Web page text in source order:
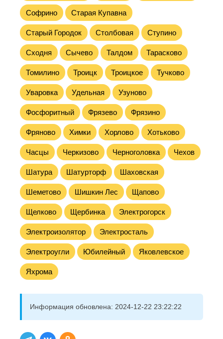
Софрино Старая Купавна
Старый Городок Столбовая Ступино
Сходня Сычево Талдом Тарасково
Томилино Троицк Троицкое Тучково
Уваровка Удельная Узуново
Фосфоритный Фрязево Фрязино
Фряново Химки Хорлово Хотьково
Часцы Черкизово Черноголовка Чехов
Шатура Шатурторф Шаховская
Шеметово Шишкин Лес Щапово
Щелково Щербинка Электрогорск
Электроизолятор Электросталь
Электроугли Юбилейный Яковлевское
Яхрома
Информация обновлена: 2024-12-22 23:22:22